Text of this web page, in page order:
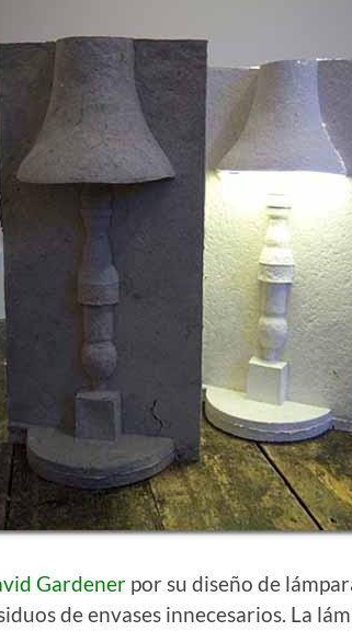
Gardener por su diseño de
de envases innecesarios. La